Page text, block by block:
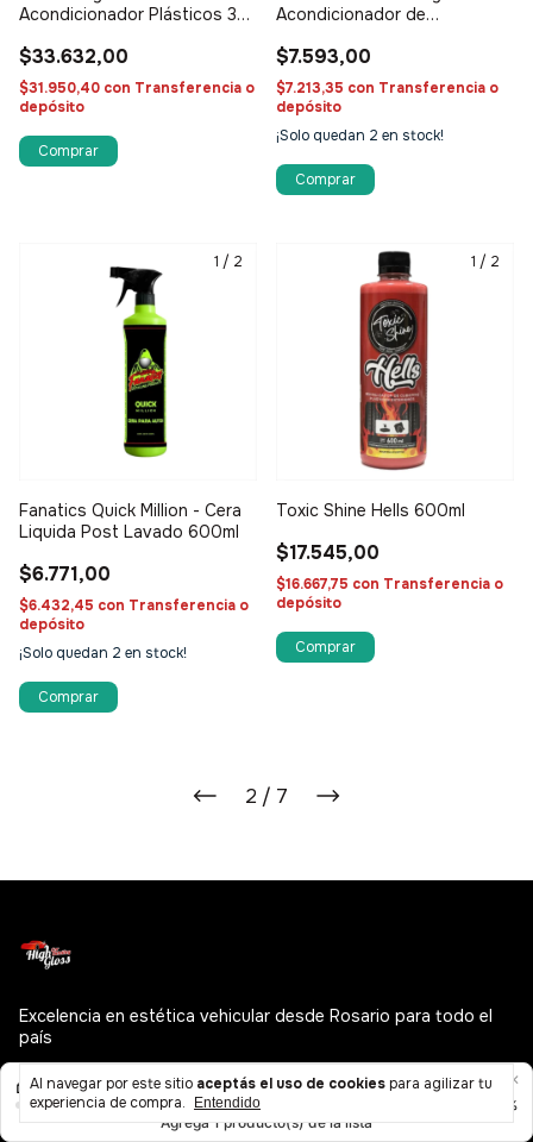
Al navegar por este sitio aceptás el uso de cookies para agilizar tu
experiencia de compra.
Entendido
Acondicionador Plásticos 3
$33.632,00
$31.950,40 con Transferencia o
depósito
Comprar
Acondicionador de
$7.593,00
$7.213,35 con Transferencia o
depósito
¡Solo quedan 2 en stock!
1 / 2
Fanatics Quick Million - Cera
Liquida Post Lavado 600ml
$6.771,00
$6.432,45 con Transferencia o
depósito
¡Solo quedan 2 en stock!
1 / 2
Toxic Shine Hells 600ml
$17.545,00
$16.667,75 con Transferencia o
depósito
2 / 7
Excelencia en estética vehicular desde Rosario para todo el
país